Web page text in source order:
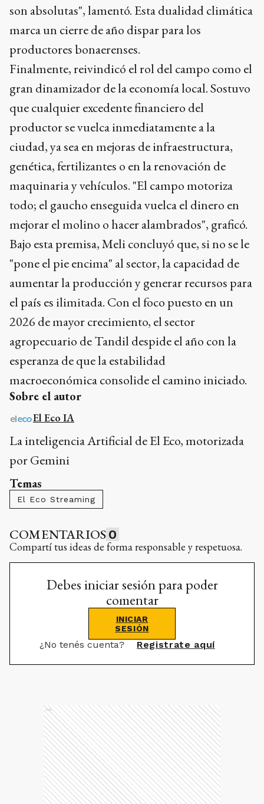
son absolutas", lamentó. Esta dualidad climática
marca un cierre de año dispar para los
productores bonaerenses.
Finalmente, reivindicó el rol del campo como el
gran dinamizador de la economía local. Sostuvo
que cualquier excedente financiero del
productor se vuelca inmediatamente a la
ciudad, ya sea en mejoras de infraestructura,
genética, fertilizantes o en la renovación de
maquinaria y vehículos. "El campo motoriza
todo; el gaucho enseguida vuelca el dinero en
mejorar el molino o hacer alambrados", graficó.
Bajo esta premisa, Meli concluyó que, si no se le
"pone el pie encima" al sector, la capacidad de
aumentar la producción y generar recursos para
el país es ilimitada. Con el foco puesto en un
2026 de mayor crecimiento, el sector
agropecuario de Tandil despide el año con la
esperanza de que la estabilidad
macroeconómica consolide el camino iniciado.
Sobre el autor
El Eco IA
La inteligencia Artificial de El Eco, motorizada
por Gemini
Temas
El Eco Streaming
COMENTARIOS 0
Compartí tus ideas de forma responsable y respetuosa.
Debes iniciar sesión para poder
comentar
INICIAR
SESIÓN
¿No tenés cuenta? Registrate aquí
Ads